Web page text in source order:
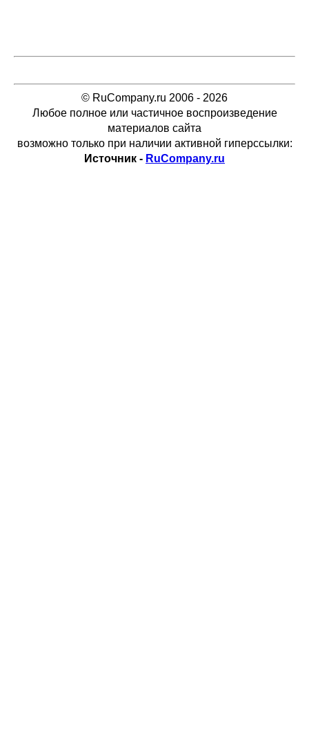
© RuCompany.ru 2006 - 2026
Любое полное или частичное воспроизведение
материалов сайта
возможно только при наличии активной гиперссылки:
Источник - RuCompany.ru